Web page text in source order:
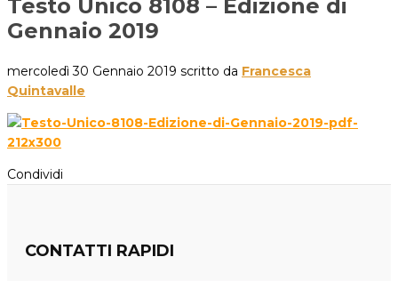
Testo Unico 8108 – Edizione di
Gennaio 2019
mercoledì 30 Gennaio 2019 scritto da Francesca
Quintavalle
Condividi
CONTATTI RAPIDI